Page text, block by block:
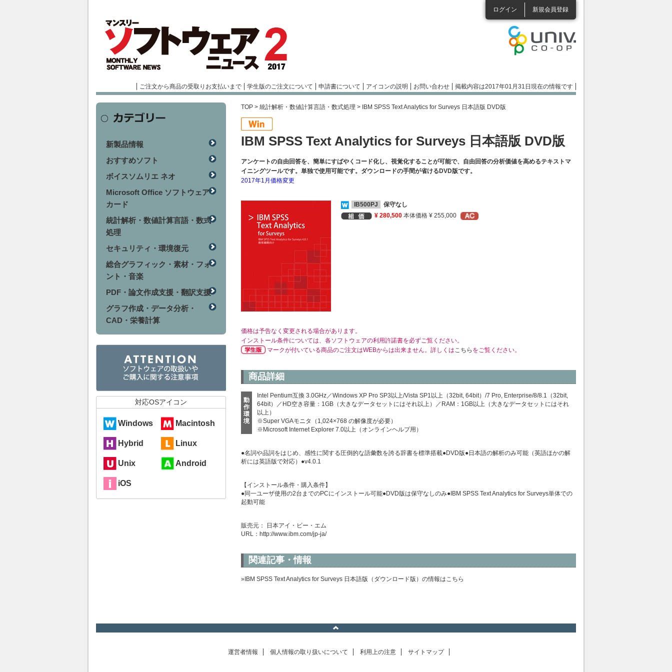
ログイン 新規会員登録
ご注文から商品の受取りお支払いまで 学生版のご注文について 申請書について アイコンの説明 お問い合わせ 掲載内容は2017年01月31日現在の情報です
TOP > 統計解析・数値計算言語・数式処理 > IBM SPSS Text Analytics for Surveys 日本語版 DVD版
IBM SPSS Text Analytics for Surveys 日本語版 DVD版
アンケートの自由回答を、簡単にすばやくコード化し、視覚化することが可能で、自由回答の分析価値を高めるテキストマ
イニングツールです。単独で使用可能です。ダウンロードの手間が省けるDVD版です。
2017年1月価格変更
IB500PJ
保守なし
¥ 280,500 本体価格 ¥ 255,000
価格は予告なく変更される場合があります。
インストール条件については、各ソフトウェアの利用許諾書を必ずご覧ください。
マークが付いている商品のご注文はWEBからは出来ません。詳しくはこちら をご覧ください。
商品詳細
動
作
環
境
Intel Pentium互換 3.0GHz／Windows XP Pro SP3以上/Vista SP1以上（32bit, 64bit）/7 Pro, Enterprise/8/8.1（32bit,
64bit）／HD空き容量：1GB（大きなデータセットにはそれ以上）／RAM：1GB以上（大きなデータセットにはそれ
以上）
※Super VGAモニタ（1,024×768 の解像度が必要）
※Microsoft Internet Explorer 7.0以上（オンラインヘルプ用）
●名詞や品詞をはじめ、感性に関する圧倒的な語彙数を誇る辞書を標準搭載●DVD版●日本語の解析のみ可能（英語ほかの解
析には英語版で対応）●v4.0.1
【インストール条件・購入条件】
●同一ユーザ使用の2台までのPCにインストール可能●DVD版は保守なしのみ●IBM SPSS Text Analytics for Surveys単体での
起動可能
販売元： 日本アイ・ビー・エム
URL： http://www.ibm.com/jp-ja/
関連記事・情報
»IBM SPSS Text Analytics for Surveys 日本語版（ダウンロード版）の情報はこちら
新製品情報
おすすめソフト
ボイスソムリエ ネオ
Microsoft Office ソフトウェア
カード
統計解析・数値計算言語・数式
処理
セキュリティ・環境復元
総合グラフィック・素材・フォ
ント・音楽
PDF・論文作成支援・翻訳支援
グラフ作成・データ分析・
CAD・栄養計算
対応OSアイコン
Windows Macintosh
Hybrid Linux
Unix Android
iOS
運営者情報 個人情報の取り扱いについて 利用上の注意 サイトマップ